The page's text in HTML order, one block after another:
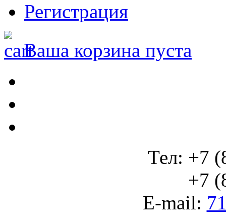
Регистрация
Ваша корзина пуста
Тел: +7
+7
E-mail: